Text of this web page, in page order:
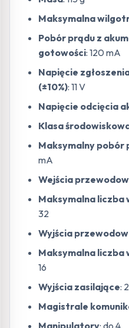
Maksymalna
Pobór prądu z
gotowości: 120 mA
Napięcie
(±10%): 11 V
Napięcie odcięcia
Klasa
Maksymalny pobór
mA
Wejścia
Maksymalna liczba
32
Wyjścia
Maksymalna liczba
16
Wyjścia zasilające: 2
Magistrale
Manipulatory: do 4